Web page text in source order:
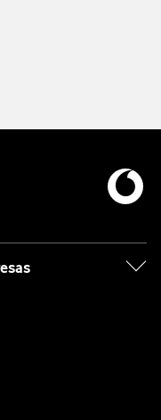
linkedinen twitter
compartir en facebook